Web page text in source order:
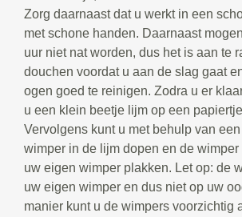
Zorg daarnaast dat u werkt in een
met schone handen. Daarnaast
uur niet nat worden, dus het is aan te
douchen voordat u aan de slag gaat
ogen goed te reinigen. Zodra u er
u een klein beetje lijm op een
Vervolgens kunt u met behulp van
wimper in de lijm dopen en de
uw eigen wimper plakken. Let op: de
uw eigen wimper en dus niet op uw
manier kunt u de wimpers voorzichtig